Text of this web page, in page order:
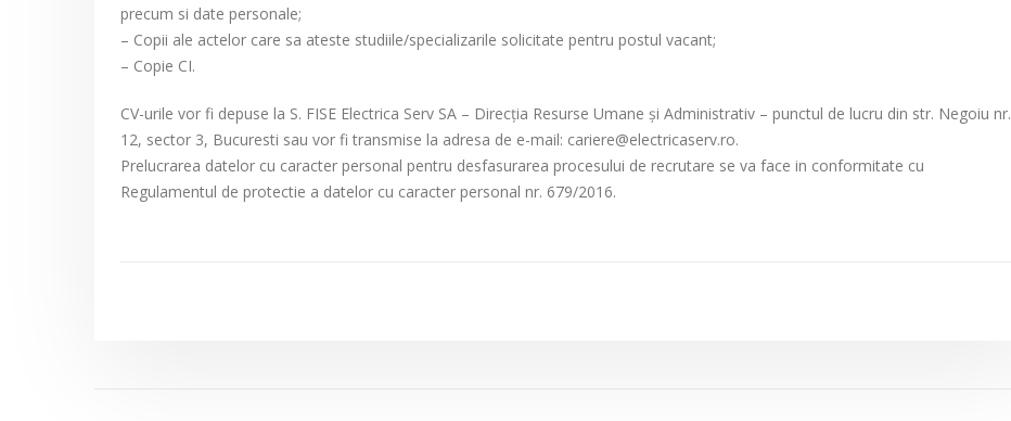
precum si date personale;
– Copii ale actelor care sa ateste studiile/specializarile solicitate pentru postul vacant;
– Copie CI.
CV-urile vor fi depuse la S. FISE Electrica Serv SA – Direcția Resurse Umane și Administrativ – punctul de lucru din str. Negoiu nr.
12, sector 3, Bucuresti sau vor fi transmise la adresa de e-mail: cariere@electricaserv.ro.
Prelucrarea datelor cu caracter personal pentru desfasurarea procesului de recrutare se va face in conformitate cu
Regulamentul de protectie a datelor cu caracter personal nr. 679/2016.